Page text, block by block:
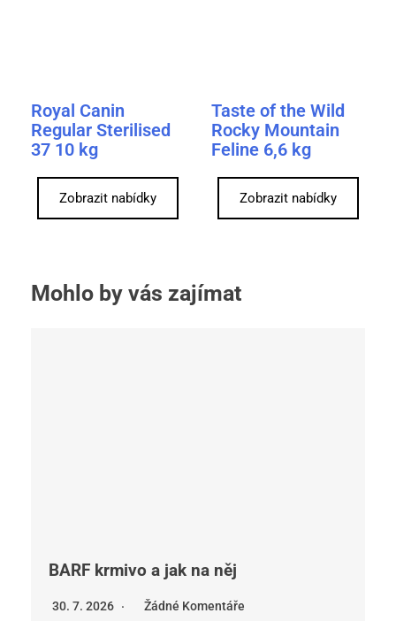
Royal Canin
Regular Sterilised
37 10 kg
Zobrazit nabídky
Taste of the Wild
Rocky Mountain
Feline 6,6 kg
Zobrazit nabídky
Mohlo by vás zajímat
BARF krmivo a jak na něj
30. 7. 2026 Žádné Komentáře